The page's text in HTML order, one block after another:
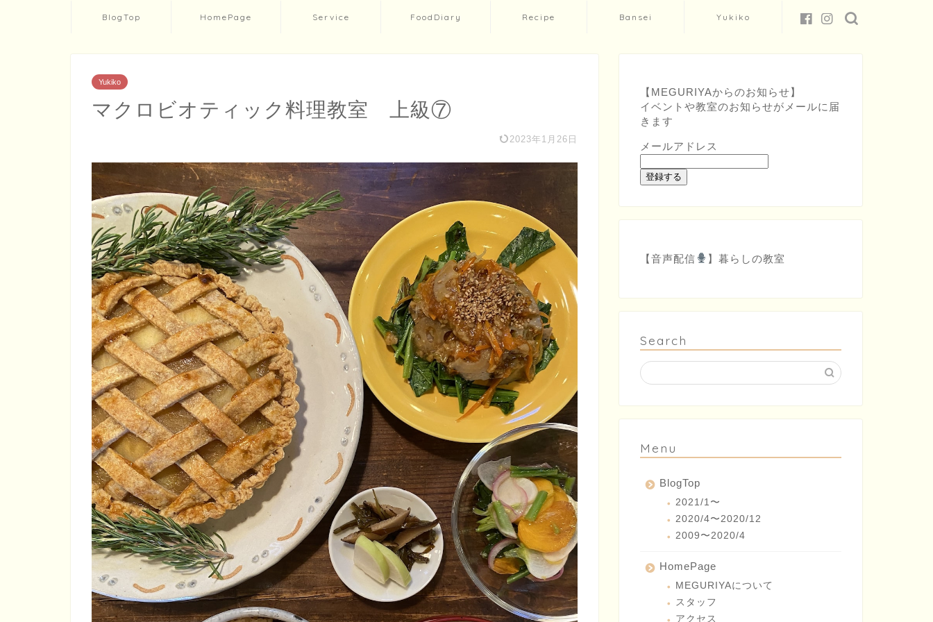
BlogTop HomePage Service FoodDiary Recipe Bansei Yukiko
Yukiko
マクロビオティック料理教室 上級⑦
2023年1月26日
【MEGURIYAからのお知らせ】
イベントや教室のお知らせがメールに届
きます
メールアドレス
登録する
【音声配信 】暮らしの教室
Search
Menu
BlogTop
2021/1〜
2020/4〜2020/12
2009〜2020/4
HomePage
MEGURIYAについて
スタッフ
アクセス